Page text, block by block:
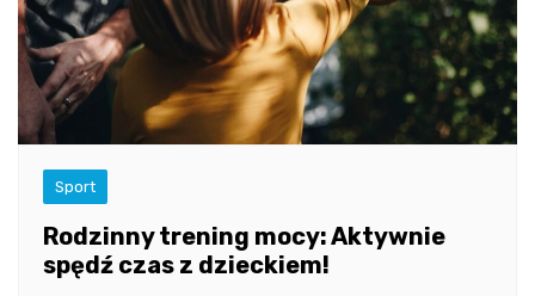
Sport
Rodzinny trening mocy: Aktywnie
spędź czas z dzieckiem!